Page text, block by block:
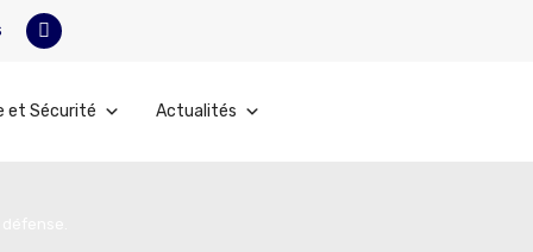
et Sécurité Actualités